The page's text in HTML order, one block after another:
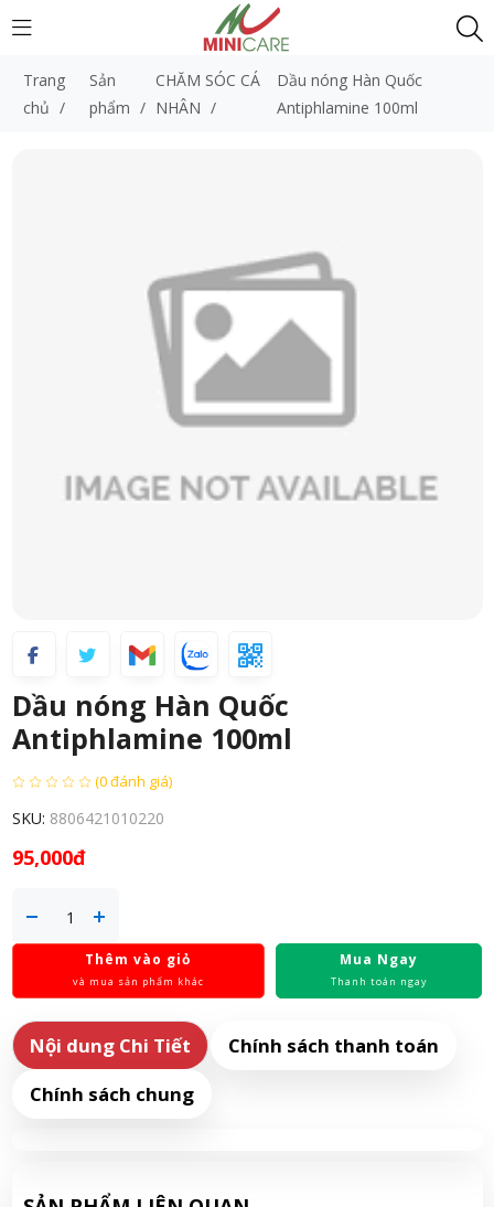
Trang
chủ /
Sản
phẩm /
CHĂM SÓC CÁ
NHÂN /
Dầu nóng Hàn Quốc
Antiphlamine 100ml
Dầu nóng Hàn Quốc
Antiphlamine 100ml
(0 đánh giá)
SKU: 8806421010220
95,000đ
Thêm vào giỏ
và mua sản phẩm khác
Mua Ngay
Thanh toán ngay
Nội dung Chi Tiết
Chính sách thanh toán
Chính sách chung